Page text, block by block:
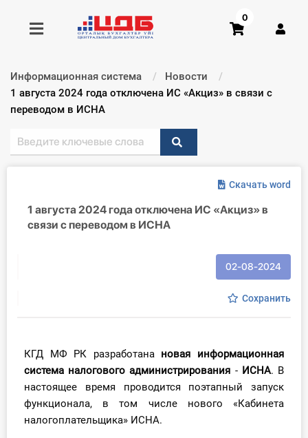
Получить консультацию
Главная ИС
Консультации
Вебинары
0
Информационная система
Новости
Текущий:
1 августа 2024 года отключена ИС «Акциз» в связи с
переводом в ИСНА
Скачать word
1 августа 2024 года отключена ИС «Акциз» в
связи с переводом в ИСНА
02-08-2024
Сохранить
КГД МФ РК разработана новая информационная
система налогового администрирования - ИСНА. В
настоящее время проводится поэтапный запуск
функционала, в том числе нового «Кабинета
налогоплательщика» ИСНА.